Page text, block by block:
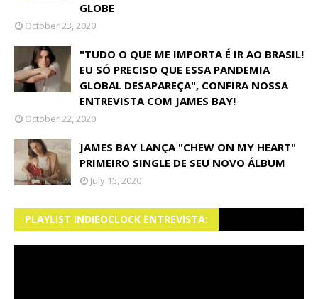
GLOBE
October 23, 2020
"TUDO O QUE ME IMPORTA É IR AO BRASIL!
EU SÓ PRECISO QUE ESSA PANDEMIA
GLOBAL DESAPAREÇA", CONFIRA NOSSA
ENTREVISTA COM JAMES BAY!
October 22, 2020
JAMES BAY LANÇA "CHEW ON MY HEART"
PRIMEIRO SINGLE DE SEU NOVO ÁLBUM
July 15, 2020
PLAYLIST INDIEOCLOCK ENTREVISTA: